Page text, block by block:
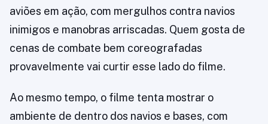
aviões em ação, com mergulhos contra navios
inimigos e manobras arriscadas. Quem gosta de
cenas de combate bem coreografadas
provavelmente vai curtir esse lado do filme.
Ao mesmo tempo, o filme tenta mostrar o
ambiente de dentro dos navios e bases, com